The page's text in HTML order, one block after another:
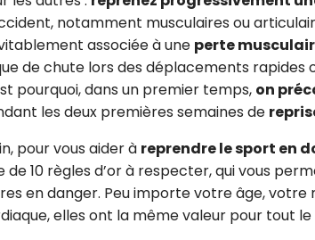
notamment musculaires ou
associée à une perte
de chute lors des déplacements rapides
pourquoi, dans un premier temps, on
les deux premières semaines de
pour vous aider à reprendre le sport en
de 10 règles d’or à respecter, qui vous
en danger. Peu importe votre âge,
elles ont la même valeur pour tout le